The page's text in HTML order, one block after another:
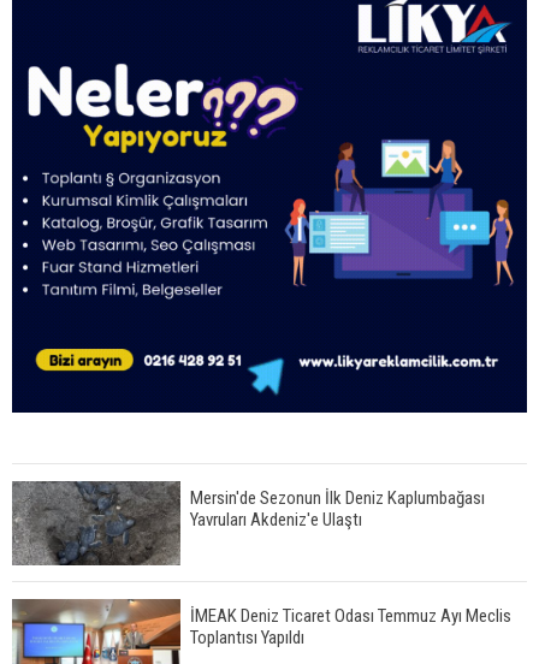
Mersin'de Sezonun İlk Deniz Kaplumbağası
Yavruları Akdeniz'e Ulaştı
İMEAK Deniz Ticaret Odası Temmuz Ayı Meclis
Toplantısı Yapıldı